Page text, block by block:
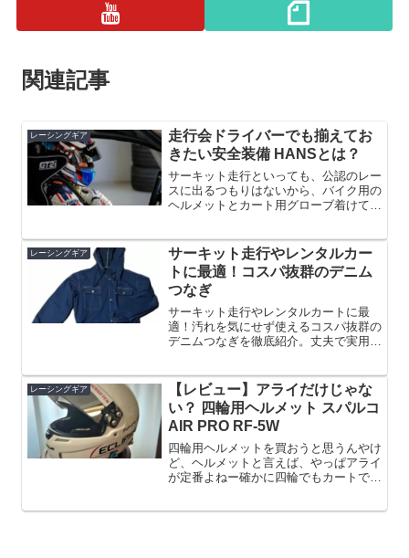
関連記事
レーシングギア
走行会ドライバーでも揃えてお
きたい安全装備 HANSとは？
サーキット走行といっても、公認のレー
スに出るつもりはないから、バイク用の
ヘルメットとカート用グローブ着けてた
たい安全装備があります。本記事では、
走行会ドライバーでもでき...
レーシングギア
サーキット走行やレンタルカー
トに最適！コスパ抜群のデニム
つなぎ
サーキット走行やレンタルカートに最
適！汚れを気にせず使えるコスパ抜群の
デニムつなぎを徹底紹介。丈夫で実用的
レーシングギア
【レビュー】アライだけじゃな
い？ 四輪用ヘルメット スパルコ
AIR PRO RF-5W
四輪用ヘルメットを買おうと思うんやけ
ど、ヘルメットと言えば、やっぱアライ
が定番よねー確かに四輪でもカートで